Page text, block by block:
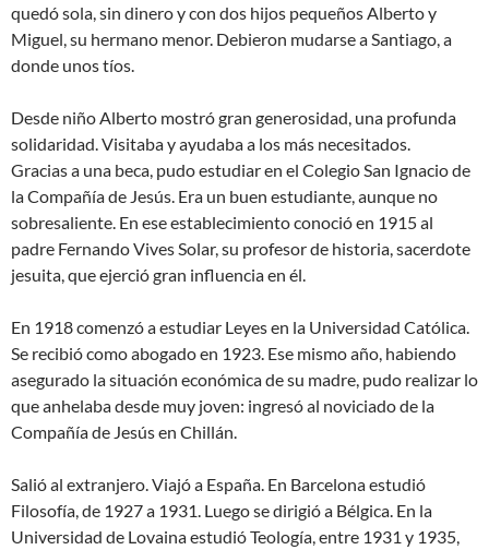
quedó sola, sin dinero y con dos hijos pequeños Alberto y
Miguel, su hermano menor. Debieron mudarse a Santiago, a
donde unos tíos.
Desde niño Alberto mostró gran generosidad, una profunda
solidaridad. Visitaba y ayudaba a los más necesitados.
Gracias a una beca, pudo estudiar en el Colegio San Ignacio de
la Compañía de Jesús. Era un buen estudiante, aunque no
sobresaliente. En ese establecimiento conoció en 1915 al
padre Fernando Vives Solar, su profesor de historia, sacerdote
jesuita, que ejerció gran influencia en él.
En 1918 comenzó a estudiar Leyes en la Universidad Católica.
Se recibió como abogado en 1923. Ese mismo año, habiendo
asegurado la situación económica de su madre, pudo realizar lo
que anhelaba desde muy joven: ingresó al noviciado de la
Compañía de Jesús en Chillán.
Salió al extranjero. Viajó a España. En Barcelona estudió
Filosofía, de 1927 a 1931. Luego se dirigió a Bélgica. En la
Universidad de Lovaina estudió Teología, entre 1931 y 1935,